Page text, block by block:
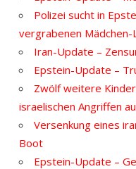
Polizei sucht in
vergrabenen Mädchen-
Iran-Update –
Epstein-Update –
Zwölf weitere
israelischen Angriffen
Versenkung eines
Boot
Epstein-Update –